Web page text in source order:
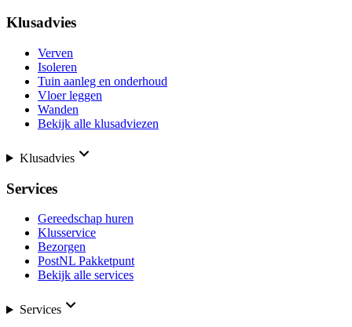
Klusadvies
Verven
Isoleren
Tuin aanleg en onderhoud
Vloer leggen
Wanden
Bekijk alle klusadviezen
Klusadvies
Services
Gereedschap huren
Klusservice
Bezorgen
PostNL Pakketpunt
Bekijk alle services
Services